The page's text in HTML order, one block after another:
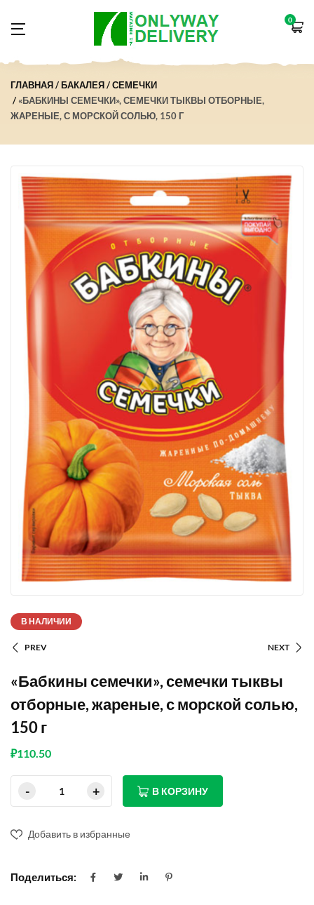
0
ГЛАВНАЯ БАКАЛЕЯ
СЕМЕЧКИ
«БАБКИНЫ СЕМЕЧКИ», СЕМЕЧКИ ТЫКВЫ ОТБОРНЫЕ,
ЖАРЕНЫЕ, С МОРСКОЙ СОЛЬЮ, 150 Г
В НАЛИЧИИ
PREV NEXT
«Бабкины семечки», семечки тыквы
отборные, жареные, с морской солью,
150 г
₽110.50
В КОРЗИНУ
Добавить в избранные
Поделиться: